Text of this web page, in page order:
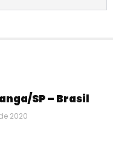
SP – Brasil
2020